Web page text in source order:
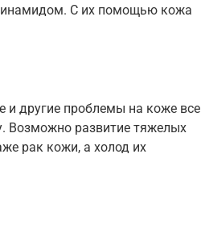
С их помощью кожа
и другие проблемы на коже все
Возможно развитие тяжелых
рак кожи, а холод их